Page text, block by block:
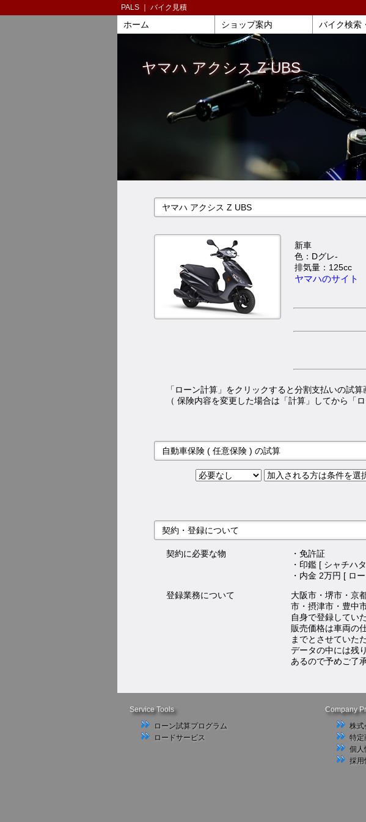
PALS ｜ バイク見積
ホーム ショップ案内 バイク検索
ヤマハ アクシス Z UBS
ヤマハ アクシス Z UBS
新車
色：Dグレ-
排気量：125cc
ヤマハのサイト
「ローン計算」をクリックすると分割支払いの試算
（ 保険内容を変更した場合は「計算」してから「
自動車保険 ( 任意保険 ) の試算
契約・登録について
契約に必要な物
・免許証
・印鑑 [ シャチハ
・内金 2万円 [ ロ
登録業務について
大阪市・堺市・京
市・摂津市・豊中
自身で登録してい
販売価格は車両の
までとさせていた
データの中には残
あるので予めご了
Service Tools
ローン試算プログラム
ロードサービス
Company
株式
特定
個人
採用